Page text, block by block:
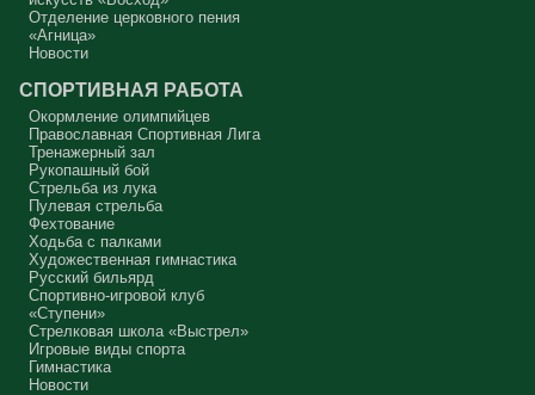
Отделение церковного пения
«Агница»
Новости
СПОРТИВНАЯ РАБОТА
Окормление олимпийцев
Православная Спортивная Лига
Тренажерный зал
Рукопашный бой
Стрельба из лука
Пулевая стрельба
Фехтование
Ходьба с палками
Художественная гимнастика
Русский бильярд
Спортивно-игровой клуб
«Ступени»
Стрелковая школа «Выстрел»
Игровые виды спорта
Гимнастика
Новости